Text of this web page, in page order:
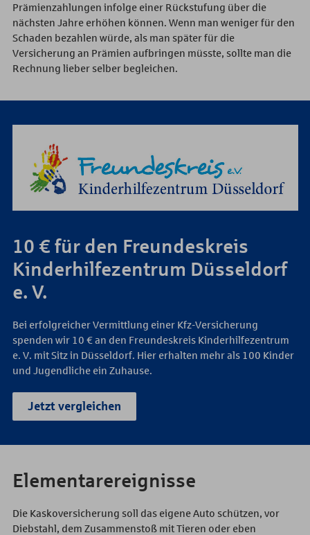
Prämienzahlungen infolge einer Rückstufung über die
nächsten Jahre erhöhen können. Wenn man weniger für den
Schaden bezahlen würde, als man später für die
Versicherung an Prämien aufbringen müsste, sollte man die
Rechnung lieber selber begleichen.
10 € für den Freundeskreis
Kinderhilfezentrum Düsseldorf
e. V.
Bei erfolgreicher Vermittlung einer Kfz-Versicherung
spenden wir 10 € an den Freundeskreis Kinderhilfezentrum
e. V. mit Sitz in Düsseldorf. Hier erhalten mehr als 100 Kinder
und Jugendliche ein Zuhause.
Jetzt vergleichen
Elementarereignisse
Die Kaskoversicherung soll das eigene Auto schützen, vor
Diebstahl, dem Zusammenstoß mit Tieren oder eben